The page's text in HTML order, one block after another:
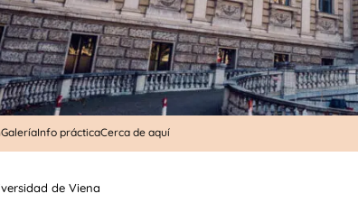
GaleríaInfo prácticaCerca de aquí
de Viena